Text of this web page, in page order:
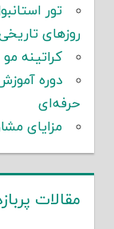
تور
روزهای
کراتینه
دوره
حرفه‌ای
مزایای
مقالات